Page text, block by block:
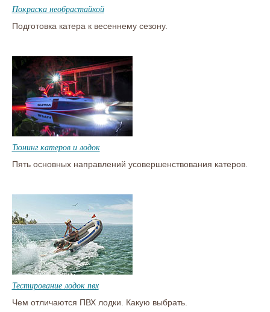
Покраска необрастайкой
Подготовка катера к весеннему сезону.
Тюнинг катеров и лодок
Пять основных направлений усовершенствования катеров.
Тестирование лодок пвх
Чем отличаются ПВХ лодки. Какую выбрать.